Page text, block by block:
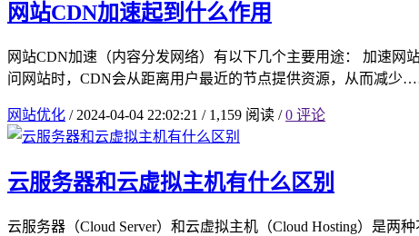
网站CDN加速起到什么作用
网站CDN加速（内容分发网络）有以下几个主要用途： 加速
问网站时，CDN会从距离用户最近的节点提供资源，从而减少
网站优化 /2024-04-04 22:02:21 /1,159 阅读 / 0 评论
云服务器和云虚拟主机有什么区别
云服务器（Cloud Server）和云虚拟主机（Cloud Hosting）是